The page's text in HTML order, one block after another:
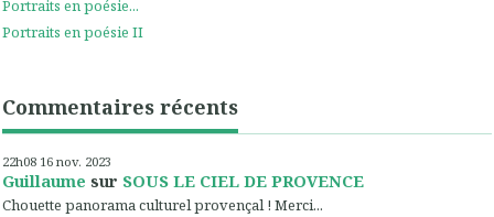
Portraits en poésie...
Portraits en poésie II
Commentaires récents
22h08 16 nov. 2023
Guillaume sur SOUS LE CIEL DE PROVENCE
Chouette panorama culturel provençal ! Merci...